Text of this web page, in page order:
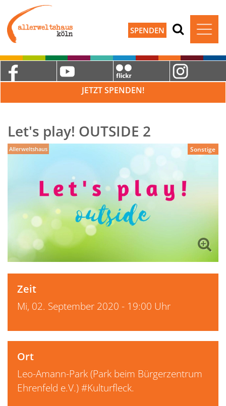
SPENDEN
JETZT SPENDEN!
Let's play! OUTSIDE 2
Allerweltshaus Sonstige
Zeit
Mi, 02. September 2020 - 19:00 Uhr
Ort
Leo-Amann-Park (Park beim Bürgerzentrum
Ehrenfeld e.V.) #Kulturfleck.